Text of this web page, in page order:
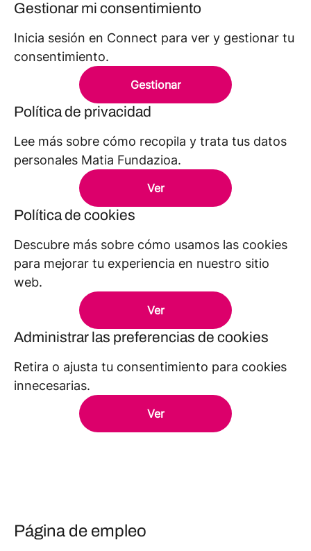
Gestionar mi consentimiento
Inicia sesión en Connect para ver y gestionar tu
consentimiento.
Gestionar
Política de privacidad
Lee más sobre cómo recopila y trata tus datos
personales Matia Fundazioa.
Ver
Política de cookies
Descubre más sobre cómo usamos las cookies
para mejorar tu experiencia en nuestro sitio
web.
Ver
Administrar las preferencias de cookies
Retira o ajusta tu consentimiento para cookies
innecesarias.
Ver
Página de empleo